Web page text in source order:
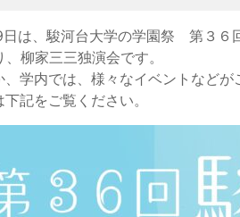
日は、駿河台大学の学園祭 第３６
、柳家三三独演会です。
、学内では、様々なイベントなどが
記をご覧ください。